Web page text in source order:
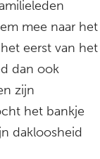
mee naar het
eerst van het
dan ook
zijn
het bankje
dakloosheid